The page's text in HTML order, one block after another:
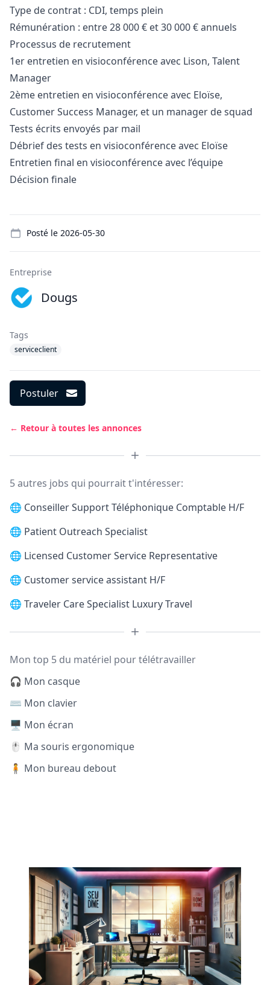
Type de contrat : CDI, temps plein
Rémunération : entre 28 000 € et 30 000 € annuels
Processus de recrutement
1er entretien en visioconférence avec Lison, Talent
Manager
2ème entretien en visioconférence avec Eloïse,
Customer Success Manager, et un manager de squad
Tests écrits envoyés par mail
Débrief des tests en visioconférence avec Eloïse
Entretien final en visioconférence avec l’équipe
Décision finale
Posté le 2026-05-30
Entreprise
Dougs
Tags
serviceclient
Postuler
← Retour à toutes les annonces
5 autres jobs qui pourrait t'intéresser:
🌐 Conseiller Support Téléphonique Comptable H/F
🌐 Patient Outreach Specialist
🌐 Licensed Customer Service Representative
🌐 Customer service assistant H/F
🌐 Traveler Care Specialist Luxury Travel
Mon top 5 du matériel pour télétravailler
🎧 Mon casque
⌨️ Mon clavier
🖥️ Mon écran
🖱️ Ma souris ergonomique
🧍 Mon bureau debout